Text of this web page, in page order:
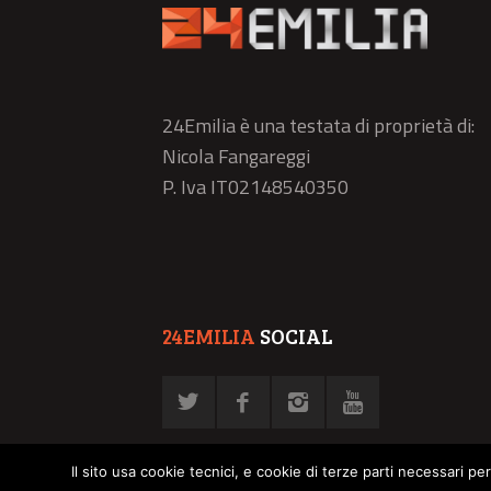
24Emilia è una testata di proprietà di:
Nicola Fangareggi
P. Iva IT02148540350
24EMILIA SOCIAL
Il sito usa cookie tecnici, e cookie di terze parti necessari